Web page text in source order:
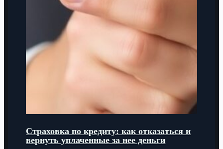
Страховка по кредиту: как отказаться и
вернуть уплаченные за нее деньги